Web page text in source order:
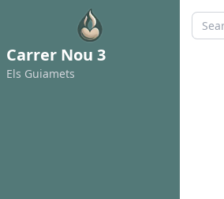
Carrer Nou 3
Els Guiamets